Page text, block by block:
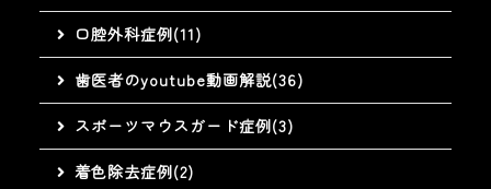
口腔外科症例(11)
歯医者のyoutube動画解説(36)
スポーツマウスガード症例(3)
着色除去症例(2)